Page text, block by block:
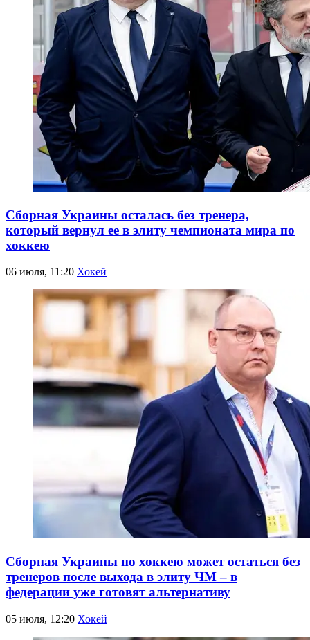
Сборная Украины осталась без тренера,
который вернул ее в элиту чемпионата мира по
хоккею
06 июля, 11:20 Хокей
Сборная Украины по хоккею может остаться без
тренеров после выхода в элиту ЧМ – в
федерации уже готовят альтернативу
05 июля, 12:20 Хокей